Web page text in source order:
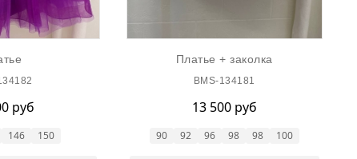
руб
146 150
Платье + заколка
BMS-134181
13 500 руб
90 92 96 98 98 100